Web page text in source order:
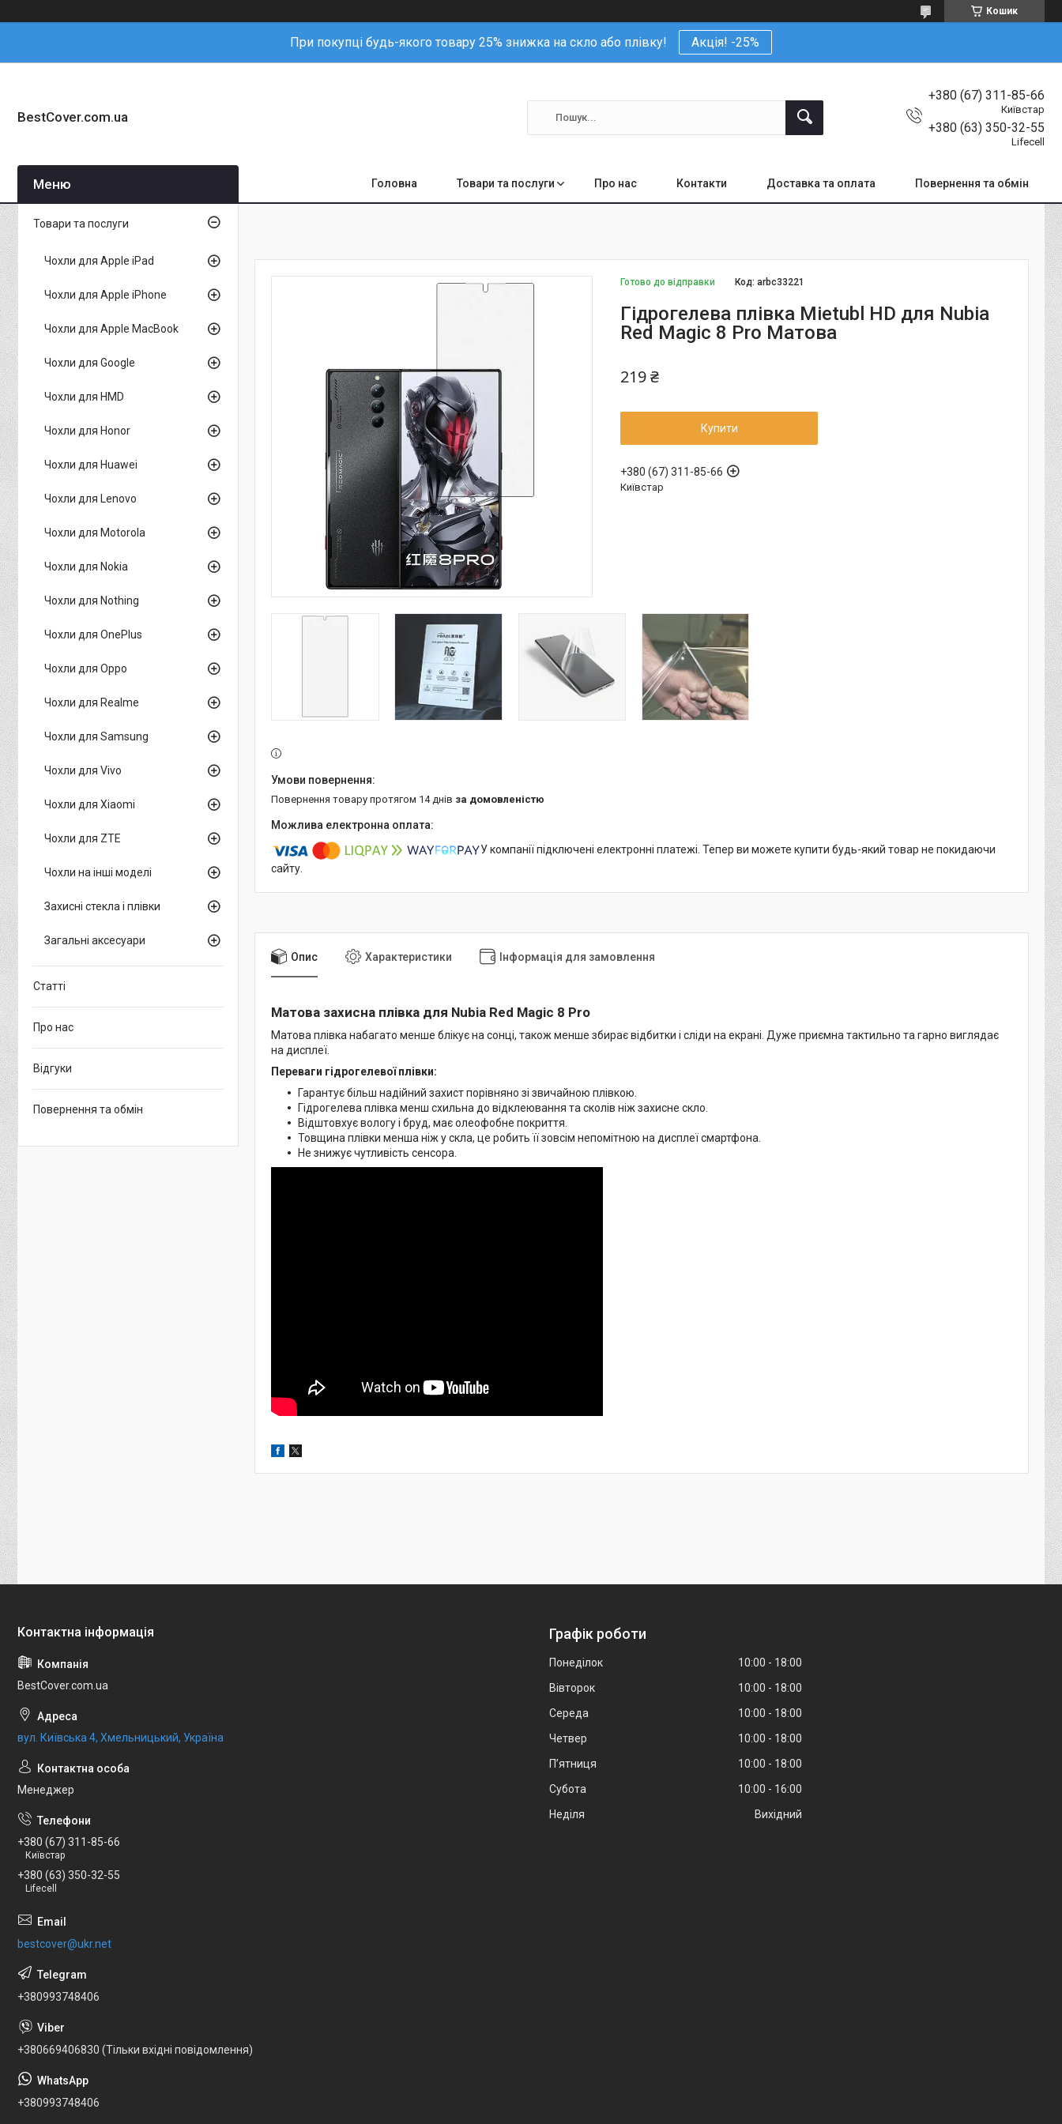
Кошик
При покупці будь-якого товару 25% знижка на скло або плівку! Акція! -25%
BestCover.com.ua
+380 (67) 311-85-66
Київстар
+380 (63) 350-32-55
Lifecell
Головна Товари та послуги Про нас Контакти Доставка та оплата Повернення та обмін
Готово до відправки Код:arbc33221
Гідрогелева плівка Mietubl HD для Nubia
Red Magic 8 Pro Матова
219 ₴
Купити
+380 (67) 311-85-66
Київстар
повернення товару протягом 14 днів за домовленістю
У компанії підключені електронні платежі. Тепер ви можете купити будь-який товар не покидаючи
сайту.
Опис Характеристики Інформація для замовлення
Матова захисна плівка для Nubia Red Magic 8 Pro
Матова плівка набагато менше блікує на сонці, також менше збирає відбитки і сліди на екрані. Дуже приємна тактильно та гарно виглядає
на дисплеї.
Переваги гідрогелевої плівки:
Гарантує більш надійний захист порівняно зі звичайною плівкою.
Гідрогелева плівка менш схильна до відклеювання та сколів ніж захисне скло.
Відштовхує вологу і бруд, має олеофобне покриття.
Товщина плівки менша ніж у скла, це робить її зовсім непомітною на дисплеї смартфона.
Не знижує чутливість сенсора.
Товари та послуги
Чохли для Apple iPad
Чохли для Apple iPhone
Чохли для Apple MacBook
Чохли для Google
Чохли для HMD
Чохли для Honor
Чохли для Huawei
Чохли для Lenovo
Чохли для Motorola
Чохли для Nokia
Чохли для Nothing
Чохли для OnePlus
Чохли для Oppo
Чохли для Realme
Чохли для Samsung
Чохли для Vivo
Чохли для Xiaomi
Чохли для ZTE
Чохли на інші моделі
Захисні стекла і плівки
Загальні аксесуари
Статті
Про нас
Відгуки
Повернення та обмін
BestCover.com.ua
вул. Київська 4, Хмельницький, Україна
Менеджер
+380 (67) 311-85-66
Київстар
+380 (63) 350-32-55
Lifecell
bestcover@ukr.net
+380993748406
+380669406830 (Тільки вхідні повідомлення)
+380993748406
Графік роботи
Понеділок 10:00
18:00
Вівторок
10:00
18:00
Середа
10:00
18:00
Четвер
10:00
18:00
Пʼятниця
10:00
18:00
Субота
10:00
16:00
Неділя
Вихідний